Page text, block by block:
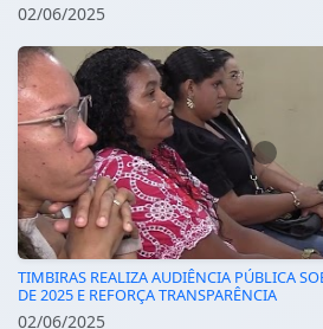
02/06/2025
TIMBIRAS REALIZA AUDIÊNCIA PÚBLICA
DE 2025 E REFORÇA TRANSPARÊNCIA
02/06/2025